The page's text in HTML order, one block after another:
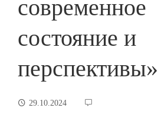
современное
состояние и
перспективы»
29.10.2024